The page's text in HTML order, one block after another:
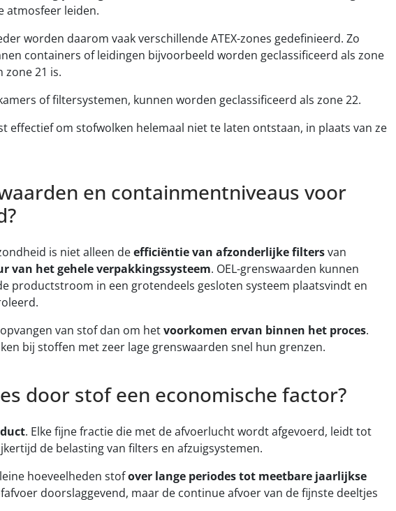
atmosfeer leiden.
worden daarom vaak verschillende ATEX-zones gedefinieerd. Zo
containers of leidingen bijvoorbeeld worden geclassificeerd als zone
zone 21 is.
of filtersystemen, kunnen worden geclassificeerd als zone 22.
effectief om stofwolken helemaal niet te laten ontstaan, in plaats van ze
en containmentniveaus voor
is niet alleen deefficiëntie van afzonderlijke filtersvan
van het gehele verpakkingssysteem. OEL-grenswaarden kunnen
productstroom in een grotendeels gesloten systeem plaatsvindt en
van stof dan om hetvoorkomen ervan binnen het proces.
bij stoffen met zeer lage grenswaarden snel hun grenzen.
door stof een economische factor?
. Elke fijne fractie die met de afvoerlucht wordt afgevoerd, leidt tot
de belasting van filters en afzuigsystemen.
hoeveelheden stofover lange periodes tot meetbare jaarlijkse
doorslaggevend, maar de continue afvoer van de fijnste deeltjes